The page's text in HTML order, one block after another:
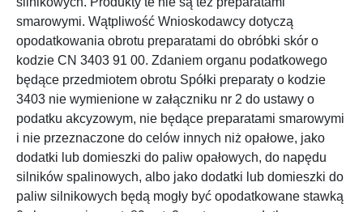
smarowymi. Wątpliwość Wnioskodawcy dotyczą
opodatkowania obrotu preparatami do obróbki skór o
kodzie CN 3403 91 00. Zdaniem organu podatkowego
będące przedmiotem obrotu Spółki preparaty o kodzie
3403 nie wymienione w załączniku nr 2 do ustawy o
podatku akcyzowym, nie będące preparatami smarowymi
i nie przeznaczone do celów innych niż opałowe, jako
dodatki lub domieszki do paliw opałowych, do napędu
silników spalinowych, albo jako dodatki lub domieszki do
paliw silnikowych będą mogły być opodatkowane stawką